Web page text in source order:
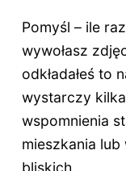
Pomyśl – ile
wywołasz
odkładałeś to
wystarczy
wspomnienia
mieszkania
bliskich.